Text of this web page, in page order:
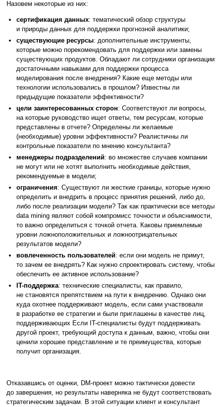
Назовем некоторые из них:
сертификация данных: тематический обзор структуры
и природы данных для поддержки прогнозной аналитики;
существующие ресурсы: дополнительные инструменты,
которые можно порекомендовать для поддержки или замены
существующих продуктов. Обладают ли сотрудники организации
достаточными навыками для поддержки процесса
моделирования после внедрения? Какие еще методы или
технологии использовались в прошлом? Известны ли
предыдущие показатели эффективности?
цели заинтересованных сторон: Соответствуют ли вопросы,
на которые руководство ищет ответы, тем ресурсам, которые
представлены в отчете? Определены ли желаемые
(необходимые) уровни эффективности? Реалистичны ли
контрольные показатели по мнению консультанта?
менеджеры подразделений: во множестве случаев компании
не могут или не хотят выполнить необходимые действия,
рекомендуемые в модели;
ограничения: Существуют ли жесткие границы, которые нужно
определить и внедрить в процесс принятия решений, либо до,
либо после реализации модели? Так как практически все методы
data mining являют собой компромисс точности и объяснимости,
то важно определиться с точкой отчета. Каковы приемлемые
уровни ложноположительных и ложноотрицательных
результатов модели?
вовлеченность пользователей: если они модель не примут,
то зачем ее внедрять? Как нужно спроектировать систему, чтобы
обеспечить ее активное использование?
IT-поддержка: технические специалисты, как правило,
не становятся препятствием на пути к внедрению. Однако они
куда охотнее поддерживают модель, если сами участвовали
в разработке ее стратегии и были приглашены в качестве лиц,
поддерживающих Если IT-специалисты будут поддерживать
другой проект, требующий доступа к данным, важно, чтобы они
ценили хорошее представление и те преимущества, которые
получит организация.
Отказавшись от оценки, DM-проект можно тактически довести
до завершения, но результаты наверняка не будут соответствовать
стратегическим задачам. В этой ситуации клиент и консультант